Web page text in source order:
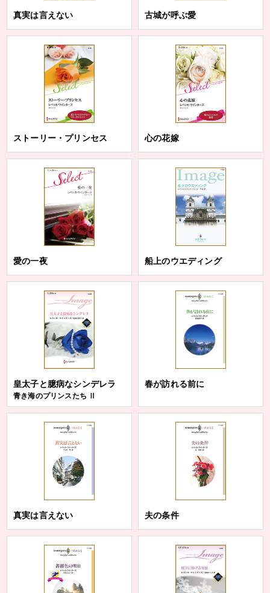
真実は言えない 古城が呼ぶ愛
ストーリー・プリンセス 心の花嫁
愛の一夜 船上のウエディング
皇太子と臆病なシンデレラ
青き海のプリンスたち Ⅱ
春が訪れる前に
真実は言えない 夫の条件